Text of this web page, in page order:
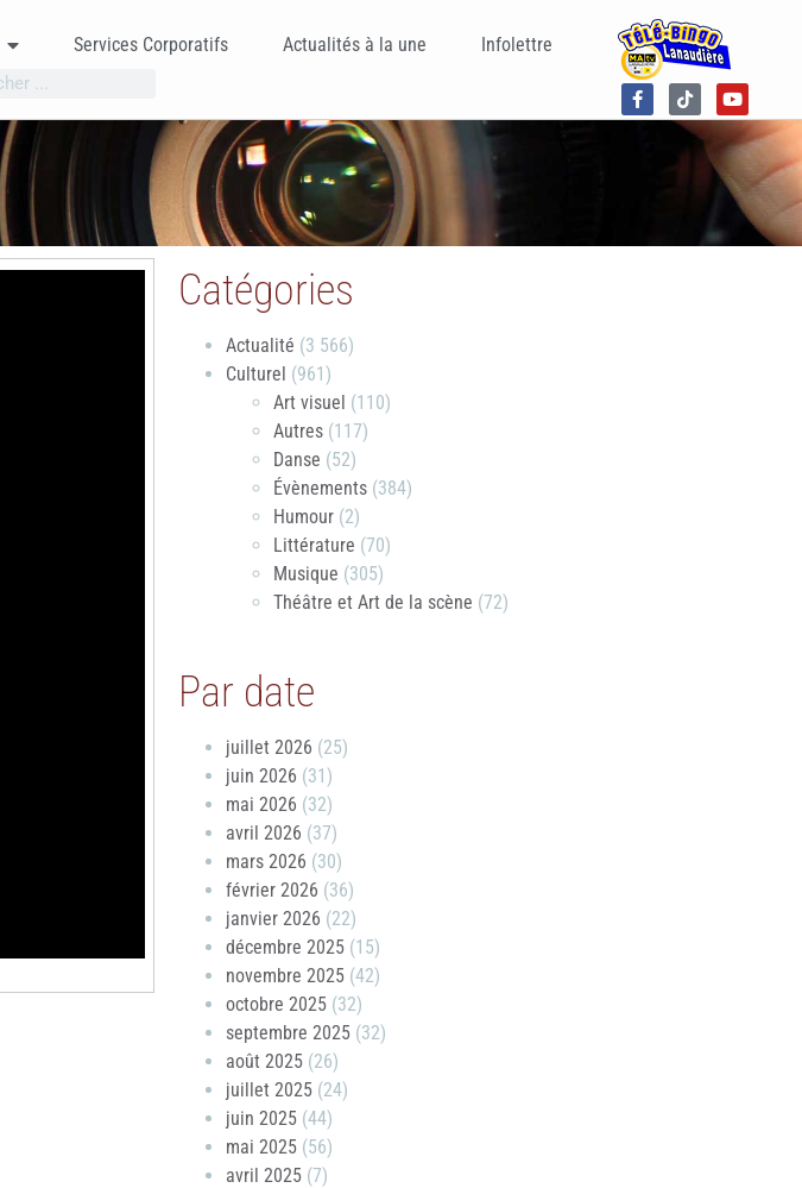
Services Corporatifs Actualités à la une Infolettre
Catégories
Actualité (3 566)
Culturel (961)
Art visuel (110)
Autres (117)
Danse (52)
Évènements (384)
Humour (2)
Littérature (70)
Musique (305)
Théâtre et Art de la scène (72)
Par date
juillet 2026 (25)
juin 2026 (31)
mai 2026 (32)
avril 2026 (37)
mars 2026 (30)
février 2026 (36)
janvier 2026 (22)
décembre 2025 (15)
novembre 2025 (42)
octobre 2025 (32)
septembre 2025 (32)
août 2025 (26)
juillet 2025 (24)
juin 2025 (44)
mai 2025 (56)
avril 2025 (7)